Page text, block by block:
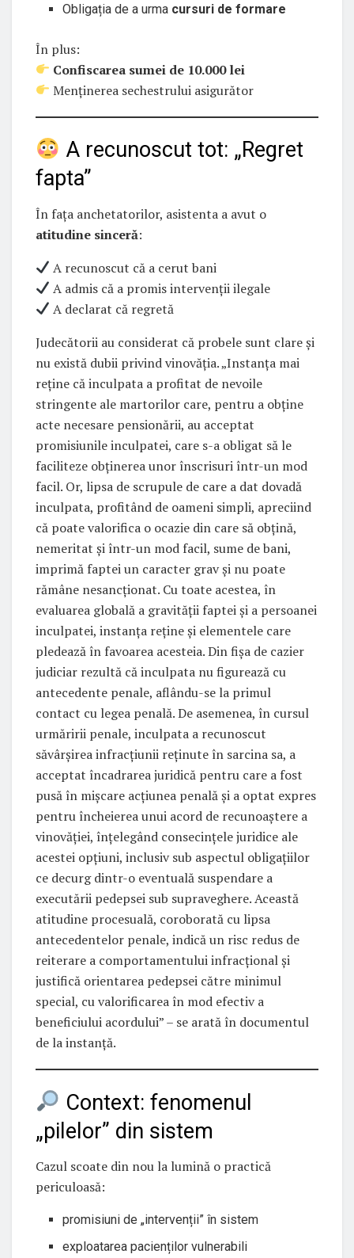
Obligația de a urma cursuri de formare
În plus:
Confiscarea sumei de 10.000 lei
Menținerea sechestrului asigurător
A recunoscut tot: „Regret
fapta”
În fața anchetatorilor, asistenta a avut o
atitudine sinceră:
A recunoscut că a cerut bani
A admis că a promis intervenții ilegale
A declarat că regretă
Judecătorii au considerat că probele sunt clare și
nu există dubii privind vinovăția. „Instanţa mai
reţine că inculpata a profitat de nevoile
stringente ale martorilor care, pentru a obţine
acte necesare pensionării, au acceptat
promisiunile inculpatei, care s-a obligat să le
faciliteze obţinerea unor înscrisuri într-un mod
facil. Or, lipsa de scrupule de care a dat dovadă
inculpata, profitând de oameni simpli, apreciind
că poate valorifica o ocazie din care să obţină,
nemeritat şi într-un mod facil, sume de bani,
imprimă faptei un caracter grav şi nu poate
rămâne nesancţionat. Cu toate acestea, în
evaluarea globală a gravităţii faptei şi a persoanei
inculpatei, instanţa reţine şi elementele care
pledează în favoarea acesteia. Din fişa de cazier
judiciar rezultă că inculpata nu figurează cu
antecedente penale, aflându-se la primul
contact cu legea penală. De asemenea, în cursul
urmăririi penale, inculpata a recunoscut
săvârşirea infracţiunii reţinute în sarcina sa, a
acceptat încadrarea juridică pentru care a fost
pusă în mişcare acţiunea penală şi a optat expres
pentru încheierea unui acord de recunoaştere a
vinovăţiei, înţelegând consecinţele juridice ale
acestei opţiuni, inclusiv sub aspectul obligaţiilor
ce decurg dintr-o eventuală suspendare a
executării pedepsei sub supraveghere. Această
atitudine procesuală, coroborată cu lipsa
antecedentelor penale, indică un risc redus de
reiterare a comportamentului infracţional şi
justifică orientarea pedepsei către minimul
special, cu valorificarea în mod efectiv a
beneficiului acordului” – se arată în documentul
de la instanță.
Context: fenomenul
„pilelor” din sistem
Cazul scoate din nou la lumină o practică
periculoasă:
promisiuni de „intervenții” în sistem
exploatarea pacienților vulnerabili